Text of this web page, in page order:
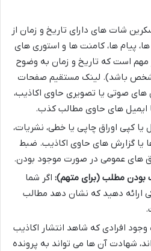
شات های دارای تاریخ و زمان از
پیام ها، کامنت ها و استوری های
است که تاریخ و زمان به وضوح
باشد). لینک مستقیم صفحات
های صوتی یا تصویری حاوی اکاذیب،
ایمیل های حاوی مطالب کذب.
یا کپی اوراق چاپی یا خطی، نشریات،
یا گزارش های حاوی اکاذیب. ضبط
های عمومی در صورت موجود بودن.
بودن مطلب (برای متهم): اگر شما
ارائه دهید که نشان دهد مطالب
افرادی که شاهد انتشار اکاذیب
شهادت آن ها می تواند به پرونده